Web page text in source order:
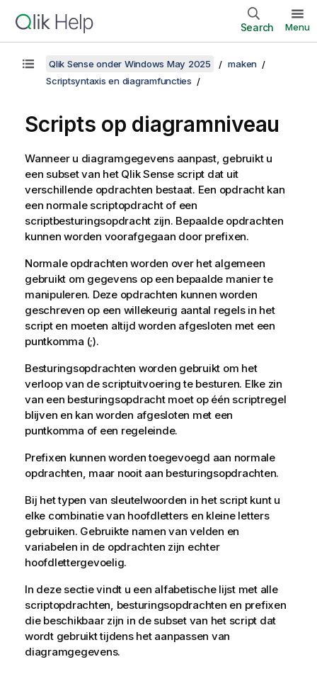
Search Menu
Qlik Sense onder Windows May 2025
maken
Scriptsyntaxis en diagramfuncties
Scripts op diagramniveau
Wanneer u diagramgegevens aanpast, gebruikt u
een subset van het Qlik Sensescript dat uit
verschillende opdrachten bestaat. Een opdracht kan
een normale scriptopdracht of een
scriptbesturingsopdracht zijn. Bepaalde opdrachten
kunnen worden voorafgegaan door prefixen.
Normale opdrachten worden over het algemeen
gebruikt om gegevens op een bepaalde manier te
manipuleren. Deze opdrachten kunnen worden
geschreven op een willekeurig aantal regels in het
script en moeten altijd worden afgesloten met een
puntkomma (;).
Besturingsopdrachten worden gebruikt om het
verloop van de scriptuitvoering te besturen. Elke zin
van een besturingsopdracht moet op één scriptregel
blijven en kan worden afgesloten met een
puntkomma of een regeleinde.
Prefixen kunnen worden toegevoegd aan normale
opdrachten, maar nooit aan besturingsopdrachten.
Bij het typen van sleutelwoorden in het script kunt u
elke combinatie van hoofdletters en kleine letters
gebruiken. Gebruikte namen van velden en
variabelen in de opdrachten zijn echter
hoofdlettergevoelig.
In deze sectie vindt u een alfabetische lijst met alle
scriptopdrachten, besturingsopdrachten en prefixen
die beschikbaar zijn in de subset van het script dat
wordt gebruikt tijdens het aanpassen van
diagramgegevens.